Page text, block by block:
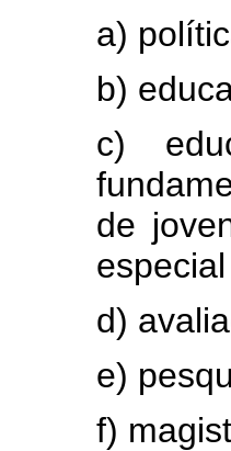
a)
b)
c)
de
d)
e)
f)